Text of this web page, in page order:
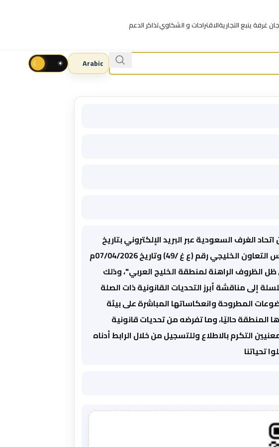
غرفة ينبع التجاريةالاقتراحات و الشكاويتذاكر الدعم
☀
☾
الغرف السعودية عبر البريد الإلكتروني بتاريخ
08/04/2026م ، المشار فيه إلى الخطاب الوارد من اتحاد غرف دول مجلس التعاون الخليجي رقم (ع غ /49) وتاريخ 07/04/2026م
الراهنة لمنطقة الخليج العربي"، وذلك
إلى مناقشة أبرز التحديات القانونية ذات الصلة
المطروحة وانعكاساتها المباشرة على بيئة
المنطقة حاليًا، وما تفرضه من تحديات قانونية
التكرم بالاطلاع وللتسجيل من خلال الرابط أدناه